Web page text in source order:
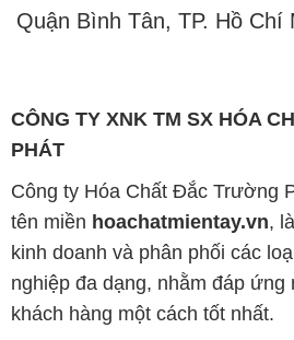
Quận Bình Tân, TP. Hồ Chí
CÔNG TY XNK TM SX HÓA
PHÁT
Công ty Hóa Chất Đắc Trường
tên miền hoachatmientay.vn,
kinh doanh và phân phối các
nghiệp đa dạng, nhằm đáp ứng
khách hàng một cách tốt nhất.